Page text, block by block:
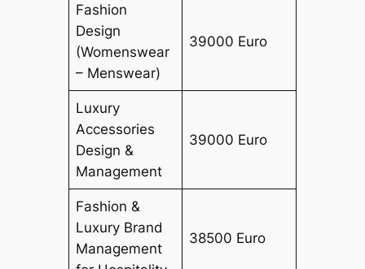
Fashion
Design
(Womenswear
– Menswear)
39000 Euro
Luxury
Accessories
Design &
Management
39000 Euro
Fashion &
Luxury Brand
Management
38500 Euro